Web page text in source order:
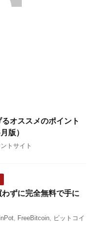
オススメのポイント
版）
トサイト
ずに完全無料で手に
, FreeBitcoin, ビットコイ